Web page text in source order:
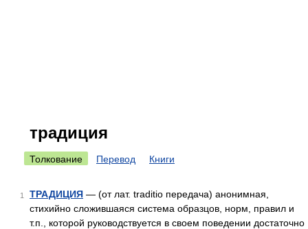
традиция
Толкование Перевод Книги
1 ТРАДИЦИЯ — (от лат. traditio передача) анонимная,
стихийно сложившаяся система образцов, норм, правил и
т.п., которой руководствуется в своем поведении достаточно